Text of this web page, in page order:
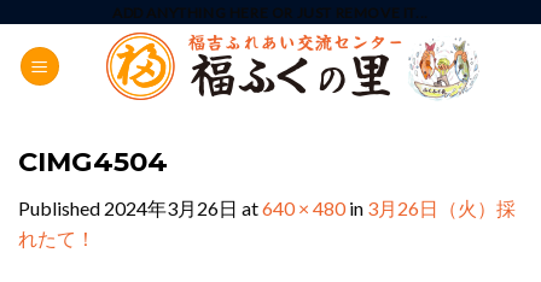
content
ADD ANYTHING HERE OR JUST REMOVE IT...
CIMG4504
Published 2024年3月26日 at640 × 480in 3月26日（火）採
れたて！